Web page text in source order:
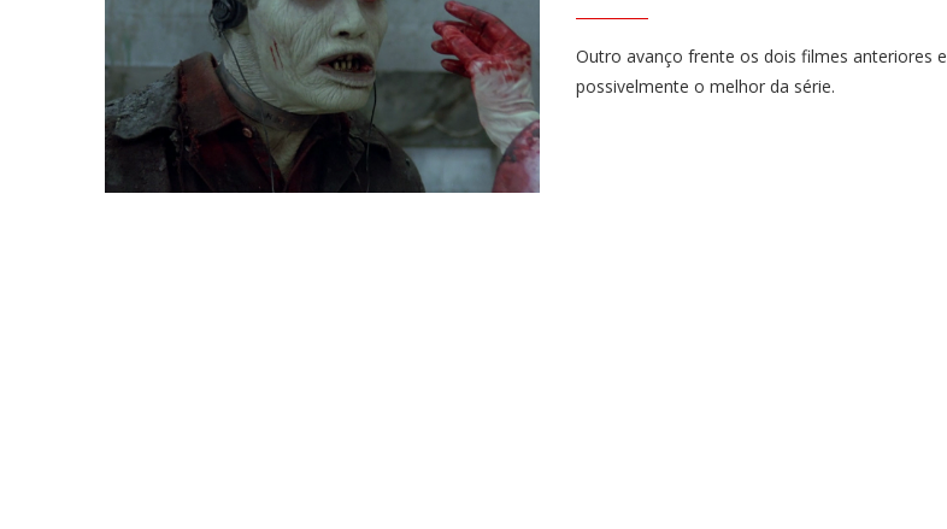
Outro avanço frente os dois filmes anteriores e
possivelmente o melhor da série.